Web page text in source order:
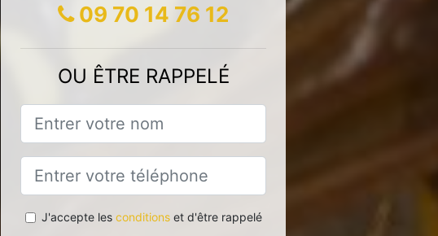
09 70 14 76 12
OU ÊTRE RAPPELÉ
J'accepte les conditionset d'être rappelé